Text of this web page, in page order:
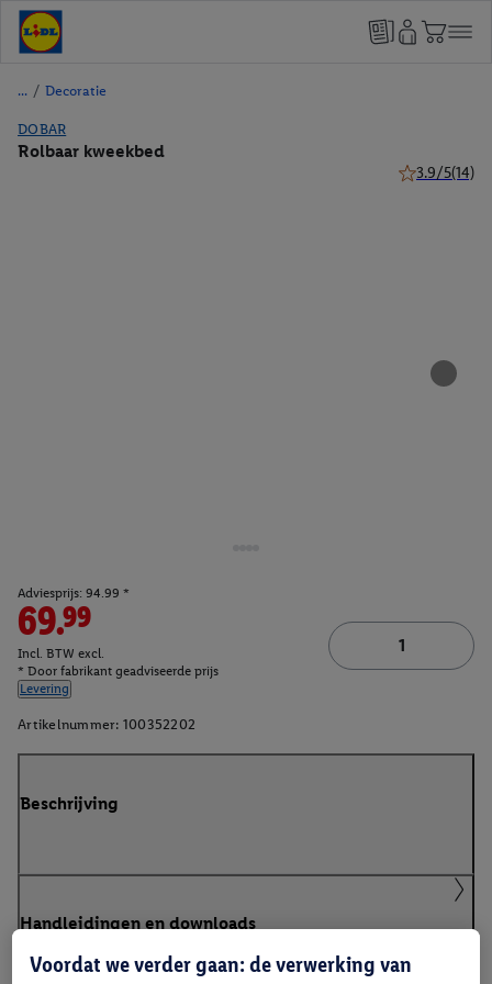
/ Decoratie
DOBAR
Rolbaar kweekbed
3.9/5(14)
Adviesprijs: 94.99 *
69.99
Incl. BTW excl.
* Door fabrikant geadviseerde prijs
Levering
Artikelnummer: 100352202
Beschrijving
Handleidingen en downloads
Voordat we verder gaan: de verwerking van